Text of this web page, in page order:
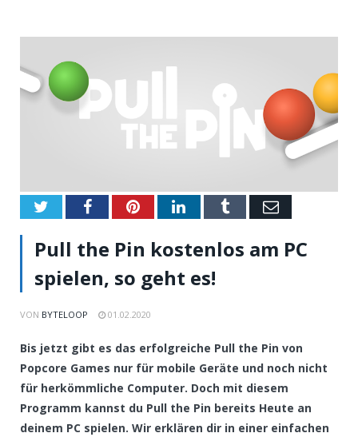
TwitterFacebookPinterestLinkedInTumblrEmail
Pull the Pin kostenlos am PC
spielen, so geht es!
VON BYTELOOP 01.02.2020
Bis jetzt gibt es das erfolgreiche Pull the Pin von
Popcore Games nur für mobile Geräte und noch nicht
für herkömmliche Computer. Doch mit diesem
Programm kannst du Pull the Pin bereits Heute an
deinem PC spielen. Wir erklären dir in einer einfachen